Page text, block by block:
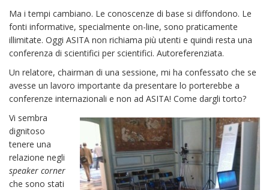
Ma i tempi cambiano. Le conoscenze di base si diffondono. Le
fonti informative, specialmente on-line, sono praticamente
illimitate. Oggi ASITA non richiama più utenti e quindi resta una
conferenza di scientifici per scientifici. Autoreferenziata.
Un relatore, chairman di una sessione, mi ha confessato che se
avesse un lavoro importante da presentare lo porterebbe a
conferenze internazionali e non ad ASITA! Come dargli torto?
Vi sembra
dignitoso
tenere una
relazione negli
speaker corner
che sono stati